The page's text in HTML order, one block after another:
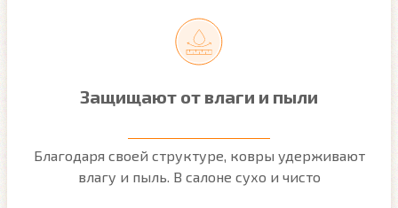
Защищают от влаги и пыли
Благодаря своей структуре, ковры удерживают
влагу и пыль. В салоне сухо и чисто